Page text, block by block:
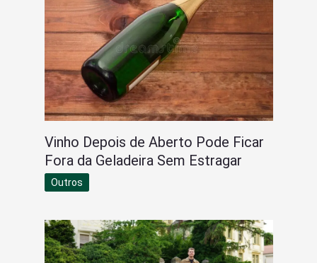
Vinho Depois de Aberto Pode Ficar
Fora da Geladeira Sem Estragar
Outros